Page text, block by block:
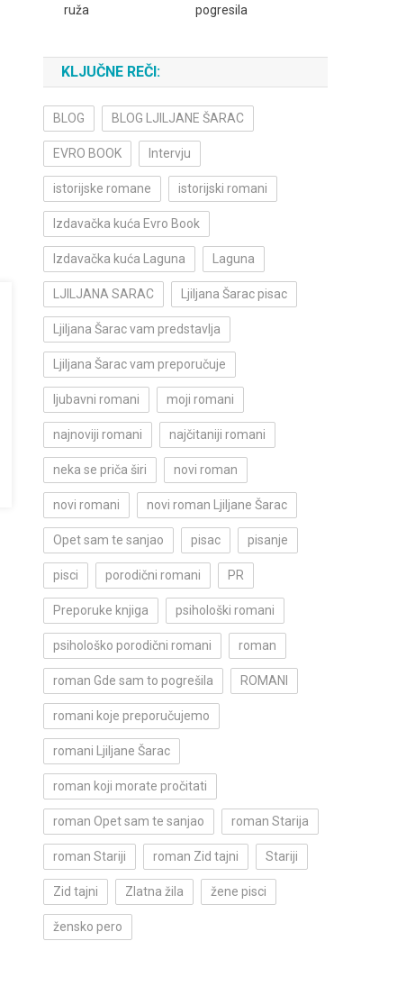
ruža
pogresila
KLJUČNE REČI:
BLOG BLOG LJILJANE ŠARAC
EVRO BOOK Intervju
istorijske romane istorijski romani
Izdavačka kuća Evro Book
Izdavačka kuća Laguna Laguna
LJILJANA SARAC Ljiljana Šarac pisac
Ljiljana Šarac vam predstavlja
Ljiljana Šarac vam preporučuje
ljubavni romani moji romani
najnoviji romani najčitaniji romani
neka se priča širi novi roman
novi romani novi roman Ljiljane Šarac
Opet sam te sanjao pisac pisanje
pisci porodični romani PR
Preporuke knjiga psihološki romani
psihološko porodični romani roman
roman Gde sam to pogrešila ROMANI
romani koje preporučujemo
romani Ljiljane Šarac
roman koji morate pročitati
roman Opet sam te sanjao roman Starija
roman Stariji roman Zid tajni Stariji
Zid tajni Zlatna žila žene pisci
žensko pero